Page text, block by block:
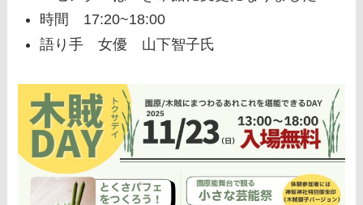
時間 17:20~18:00
語り手 女優 山下智子氏